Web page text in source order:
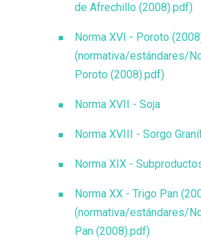
de Afrechillo (2008).pdf)
Norma XVI - Poroto
(normativa/estándares/
Poroto (2008).pdf)
Norma XVII - Soja
Norma XVIII - Sorgo
Norma XIX -
Norma XX - Trigo Pan
(normativa/estándares/
Pan (2008).pdf)